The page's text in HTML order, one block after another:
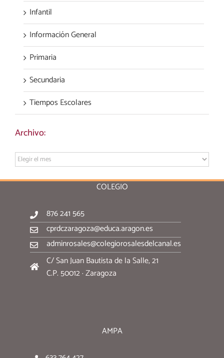
Infantil
Información General
Primaria
Secundaria
Tiempos Escolares
Archivo:
Archivo:
COLEGIO
876 241 565
cprdczaragoza@educa.aragon.es
adminrosales@colegiorosalesdelcanal.es
C/ San Juan Bautista de la Salle, 21
C.P. 50012 · Zaragoza
AMPA